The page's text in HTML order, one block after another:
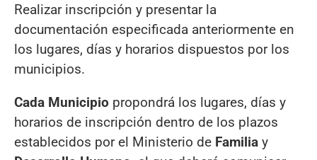
Realizar inscripción y presentar la
documentación especificada anteriormente en
los lugares, días y horarios dispuestos por los
municipios.
Cada Municipio propondrá los lugares, días y
horarios de inscripción dentro de los plazos
establecidos por el Ministerio de Familia y